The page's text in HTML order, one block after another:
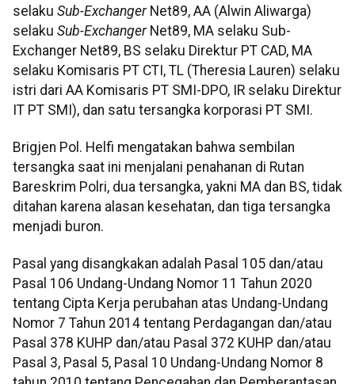
selaku Sub-ExchangerNet89, AA (Alwin Aliwarga)
selaku Sub-ExchangerNet89, MA selaku Sub-
Exchanger Net89, BS selaku Direktur PT CAD, MA
selaku Komisaris PT CTI, TL (Theresia Lauren) selaku
istri dari AA Komisaris PT SMI-DPO, IR selaku Direktur
IT PT SMI), dan satu tersangka korporasi PT SMI.
Brigjen Pol. Helfi mengatakan bahwa sembilan
tersangka saat ini menjalani penahanan di Rutan
Bareskrim Polri, dua tersangka, yakni MA dan BS, tidak
ditahan karena alasan kesehatan, dan tiga tersangka
menjadi buron.
Pasal yang disangkakan adalah Pasal 105 dan/atau
Pasal 106 Undang-Undang Nomor 11 Tahun 2020
tentang Cipta Kerja perubahan atas Undang-Undang
Nomor 7 Tahun 2014 tentang Perdagangan dan/atau
Pasal 378 KUHP dan/atau Pasal 372 KUHP dan/atau
Pasal 3, Pasal 5, Pasal 10 Undang-Undang Nomor 8